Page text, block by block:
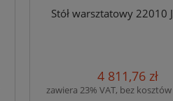
Stół warsztatowy 22010
4 811,76 zł
zawiera 23% VAT, bez